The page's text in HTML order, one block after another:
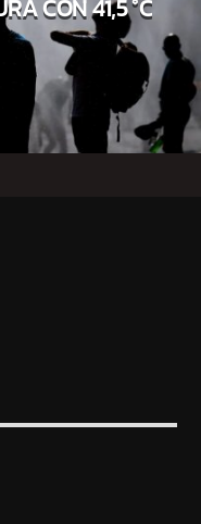
CON 41,5 °C